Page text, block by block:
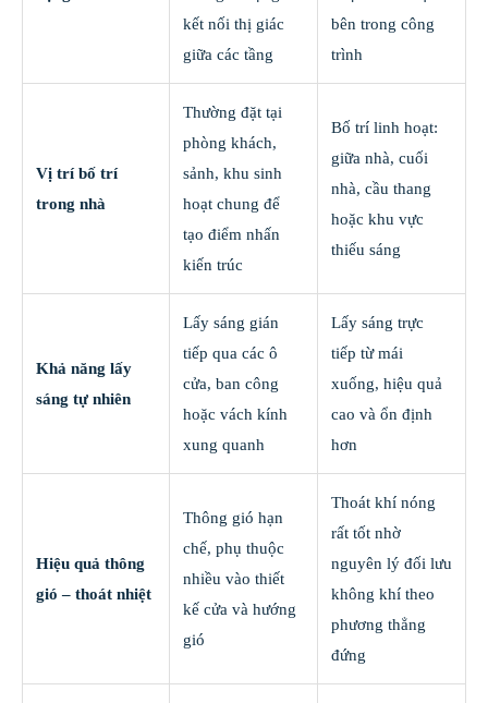
kết nối thị giác
giữa các tầng
bên trong công
trình
Vị trí bố trí
trong nhà
Thường đặt tại
phòng khách,
sảnh, khu sinh
hoạt chung để
tạo điểm nhấn
kiến trúc
Bố trí linh hoạt:
giữa nhà, cuối
nhà, cầu thang
hoặc khu vực
thiếu sáng
Khả năng lấy
sáng tự nhiên
Lấy sáng gián
tiếp qua các ô
cửa, ban công
hoặc vách kính
xung quanh
Lấy sáng trực
tiếp từ mái
xuống, hiệu quả
cao và ổn định
hơn
Hiệu quả thông
gió – thoát nhiệt
Thông gió hạn
chế, phụ thuộc
nhiều vào thiết
kế cửa và hướng
gió
Thoát khí nóng
rất tốt nhờ
nguyên lý đối lưu
không khí theo
phương thẳng
đứng